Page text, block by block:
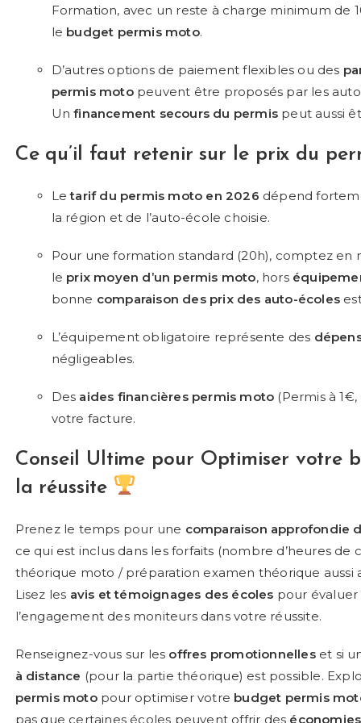
Formation, avec un reste à charge minimum de
le budget permis moto.
D’autres options de paiement flexibles ou des
permis motopeuvent être proposés par les
Unfinancement secours du permis peut aussi
Ce qu’il faut retenir sur le prix du
Letarif du permis moto en 2026 dépend
la région et de l’auto-école choisie.
Pour une formation standard (20h), comptez
le prix moyen d’un permis moto, hors
bonne comparaison des prix des auto-écoles
L’équipement obligatoire représente des
négligeables.
Des aides financières permis moto (Permis à
votre facture.
Conseil Ultime pour Optimiser votre
la réussite
Prenez le temps pour une comparaison approfondie
ce qui est inclus dans les forfaits (nombre d’heures de
théorique moto / préparation examen théorique
Lisez les avis et témoignages des écoles pour évaluer
l’engagement des moniteurs dans votre réussite.
Renseignez-vous sur les offres promotionnelleset si
à distance (pour la partie théorique) est possible.
permis motopour optimiser votre budget permis
pas que certaines écoles peuvent offrir des